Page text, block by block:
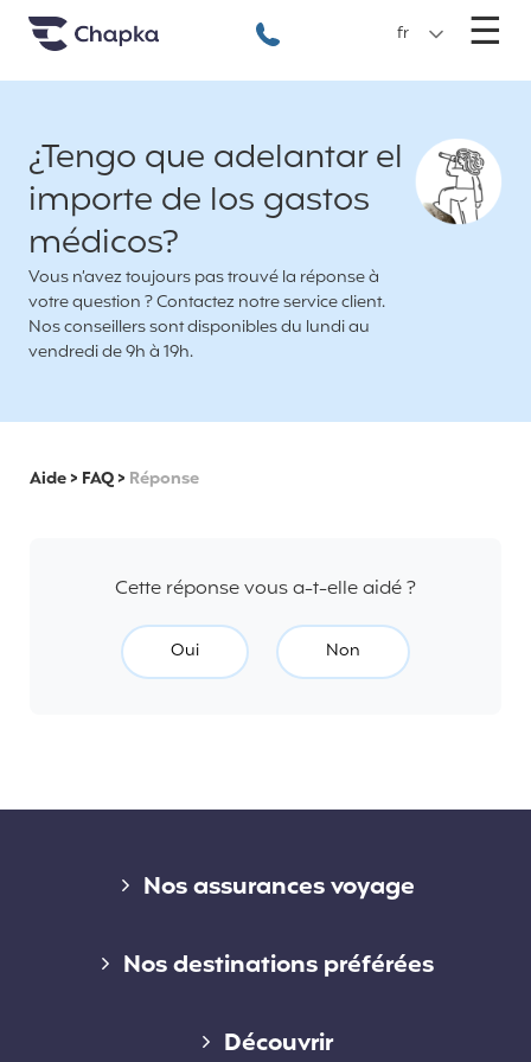
Chapka Assurances Voyages
+33 1 74 85 50 50
fr ☰
¿Tengo que adelantar el
importe de los gastos
médicos?
Vous n’avez toujours pas trouvé la réponse à
votre question ? Contactez notre service client.
Nos conseillers sont disponibles du lundi au
vendredi de 9h à 19h.
Aide> FAQ> Réponse
Cette réponse vous a-t-elle aidé ?
Oui Non
Nos assurances voyage
Assurance voyage courte durée
Nos destinations préférées
Assurance voyage en Australie
Découvrir